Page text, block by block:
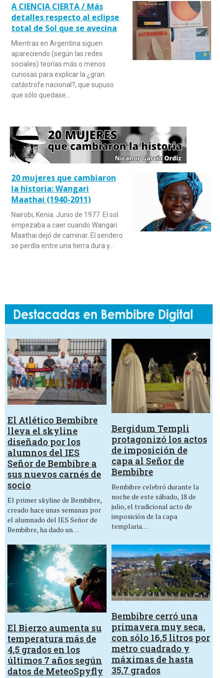
A CIENCIA CIERTA / Más
detalles respecto al eclipse
total de Sol que se avecina
Mientras en Argentina siguen
apareciendo (según las redes
sociales) teorías más o menos
curiosas para explicar la ¿gran
catástrofe nacional?, que supuso
que sólo quedase…
20 mujeres que cambiaron
la historia: Wangari
Maathai (1940-2011)
Nairobi, Kenia. Junio de 1977. El sol
empezaba a caer cuando Wangari
Maathai dejó de caminar. El sendero
se perdía entre una tierra dura y…
El Atlético Bembibre
lleva el skyline
diseñado por los
alumnos del IES
Señor de Bembibre a
sus nuevos carnés de
socio
El primer skyline de Bembibre,
creado hace unas semanas por
el alumnado del IES Señor de
Bembibre, ha dado un…
Bergidum Templi
protagonizó los actos
de imposición de
capa al Señor de
Bembibre
Bembibre celebró durante la
noche de este sábado, 18 de
julio, el tradicional acto de
imposición de la capa
templaria…
El Bierzo aumenta su
temperatura más de
4,5 grados en los
últimos 7 años según
datos de MeteoSpyfly
Bembibre cerró una
primavera muy seca,
con sólo 16,5 litros por
metro cuadrado y
máximas de hasta
35,7 grados